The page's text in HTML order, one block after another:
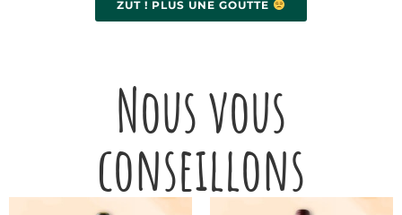
ZUT ! PLUS UNE GOUTTE
Nous vous
conseillons